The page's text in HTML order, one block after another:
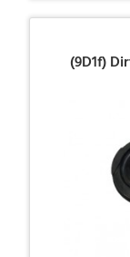
(9D1f)